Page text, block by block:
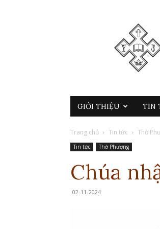
GIỚI THIỆU TIN
Trang chủ Tin tức Thờ
Tin tức Thờ Phượng
Chúa
02-11-2024